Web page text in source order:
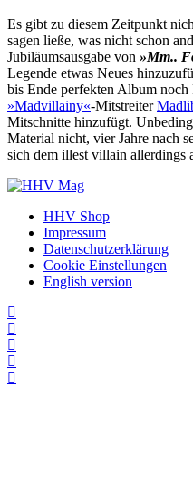
Es gibt zu diesem Zeitpunkt
sagen ließe, was nicht schon
Jubiläumsausgabe von »Mm..
Legende etwas Neues
bis Ende perfekten Album
»Madvillainy«-Mitstreiter
Mitschnitte hinzufügt.
Material nicht, vier Jahre nach
sich dem illest villain allerdings
HHV Shop
Impressum
Datenschutzerklärung
Cookie Einstellungen
English version